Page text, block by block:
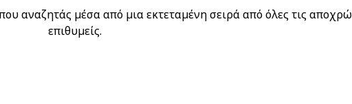
αναζητάς μέσα από μια εκτεταμένη σειρά από όλες τις
επιθυμείς.